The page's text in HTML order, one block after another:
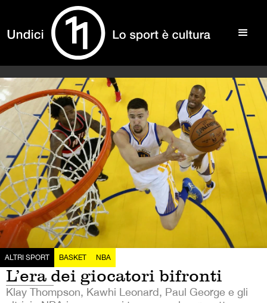
ALTRI SPORT BASKET NBA
L’era dei giocatori bifronti
Klay Thompson, Kawhi Leonard, Paul George e gli